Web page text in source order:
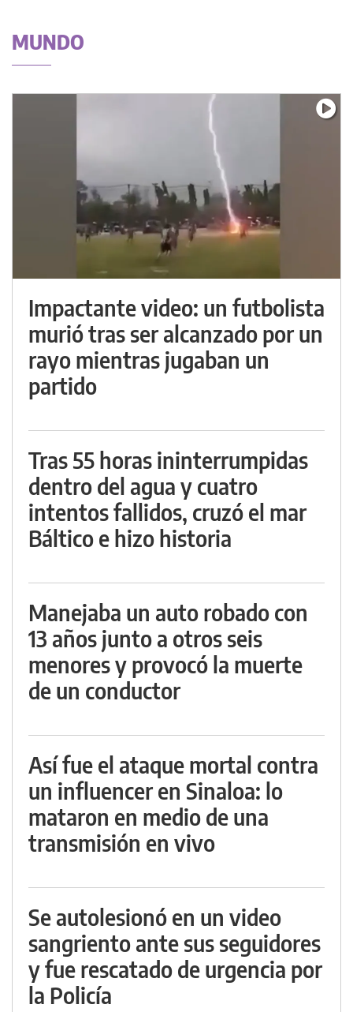
MUNDO
Impactante video: un futbolista
murió tras ser alcanzado por un
rayo mientras jugaban un
partido
Tras 55 horas ininterrumpidas
dentro del agua y cuatro
intentos fallidos, cruzó el mar
Báltico e hizo historia
Manejaba un auto robado con
13 años junto a otros seis
menores y provocó la muerte
de un conductor
Así fue el ataque mortal contra
un influencer en Sinaloa: lo
mataron en medio de una
transmisión en vivo
Se autolesionó en un video
sangriento ante sus seguidores
y fue rescatado de urgencia por
la Policía